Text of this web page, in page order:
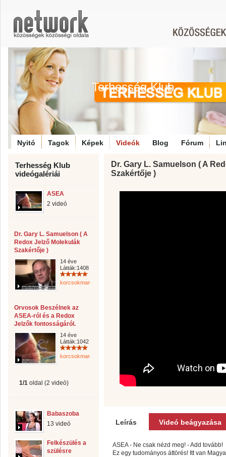
Terhesség Klub
Nyitó Tagok Képek Videók Blog Fórum
Terhesség Klub
videógalériái
ASEA
2 videó
Dr. Gary L. Samuelson ( A
Redox Jelző Molekulák
Szakértője )
14 éve
Látták:1408
korcsokmarcsi
Orvosok Beszélnek az
ASEA-ról és a Redox
Jelzők fontosságáról.
14 éve
Látták:1042
korcsokmarcsi
1/1 oldal (2 videó)
Babaszoba
13 videó
Felkészülés a
szülésre
Dr. Gary L. Samuelson ( A
Szakértője )
Leírás Videó beágyazása
ASEA - Ne csak nézd meg! - Add tovább!
Ez egy tudományos áttörés! Itt van